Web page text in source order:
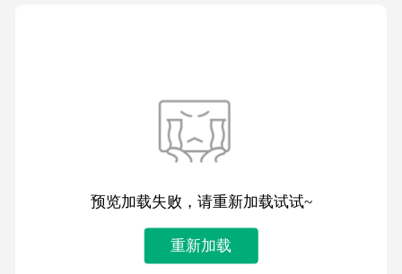
预览加载失败，请重新加载试试~
重新加载